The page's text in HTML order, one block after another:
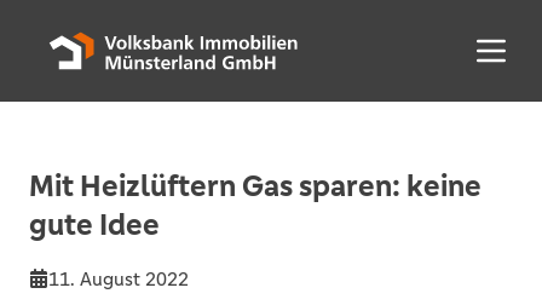
Menü
Mit Heizlüftern Gas sparen: keine
gute Idee
11. August 2022